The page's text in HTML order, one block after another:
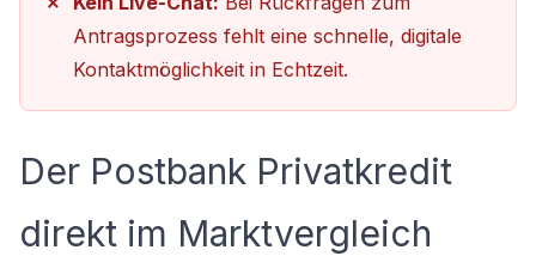
Antragsprozess fehlt eine schnelle, digitale
Kontaktmöglichkeit in Echtzeit.
Der Postbank Privatkredit
direkt im Marktvergleich